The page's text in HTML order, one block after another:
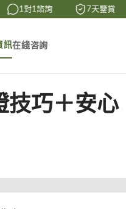
1對1諮詢 7天鑒賞
訊在綫咨詢
技巧＋安心